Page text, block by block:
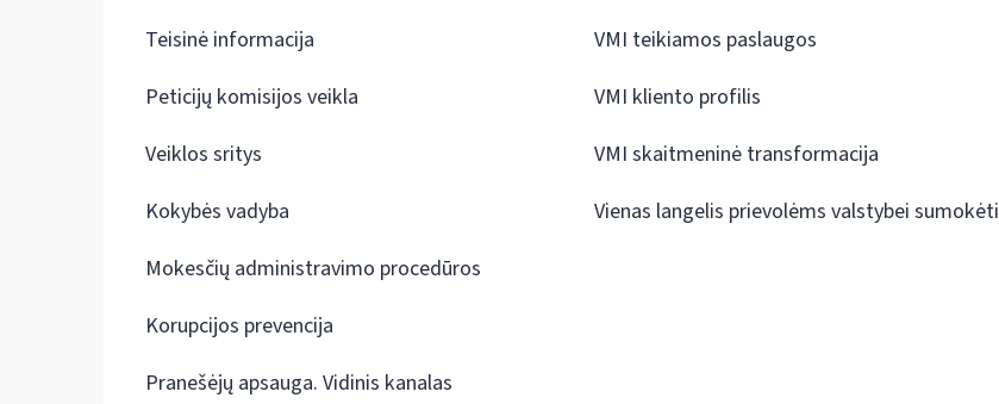
Teisinė informacija
Peticijų komisijos veikla
Veiklos sritys
Kokybės vadyba
Mokesčių administravimo procedūros
Korupcijos prevencija
Pranešėjų apsauga. Vidinis kanalas
VMI teikiamos paslaugos
VMI kliento profilis
VMI skaitmeninė transformacija
Vienas langelis prievolėms valstybei sumokėti